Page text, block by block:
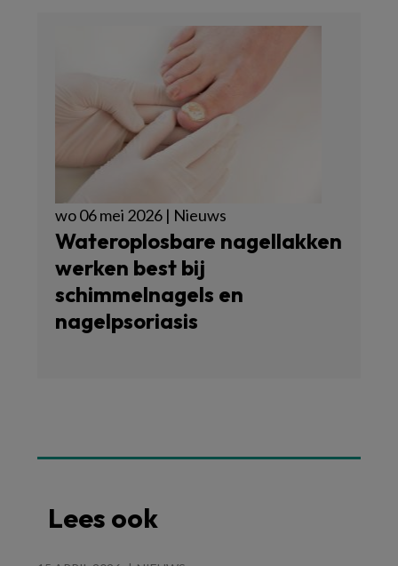
wo 06 mei 2026 | Nieuws
Wateroplosbare nagellakken
werken best bij
schimmelnagels en
nagelpsoriasis
Lees ook